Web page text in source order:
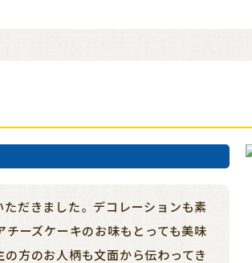
だきました。デコレーションも素
ーズケーキのお味もとっても美味
方のお人柄も文面から伝わってき